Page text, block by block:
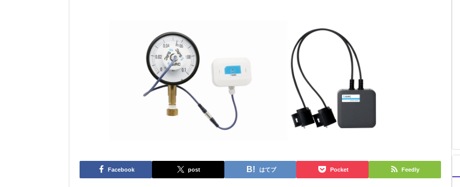
Facebook post はてブ Pocket Feedly